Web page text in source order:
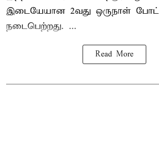
இடையேயான 2வது ஒருநாள்
நடைபெற்றது. ...
Read More